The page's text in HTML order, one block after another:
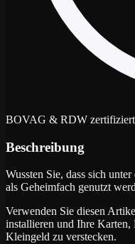
BOVAG & RDW zertifiziert
Beschreibung
Wussten Sie, dass sich
als Geheimfach genutzt
Verwenden Sie diesen
installieren und Ihre Karten,
Kleingeld zu verstecken.